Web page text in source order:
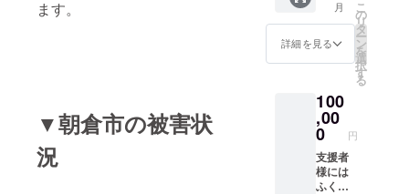
ます。
▼朝倉市の被害状
況
をお送
りしま
す。
月
詳細を見る
こ
の
リ
タ
ー
ン
を
選
択
す
る
100
,00
0 円
支援者
様には
ふくお